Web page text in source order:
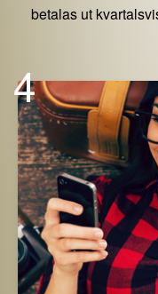
betalas ut
4